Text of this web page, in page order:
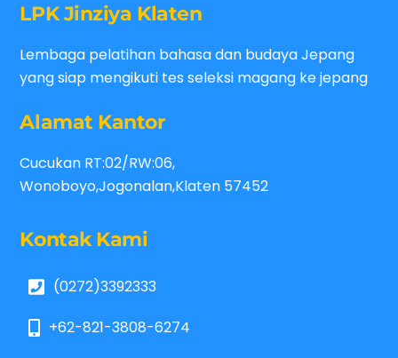
LPK Jinziya Klaten
Lembaga pelatihan bahasa dan budaya Jepang
yang siap mengikuti tes seleksi magang ke jepang
Alamat Kantor
Cucukan RT:02/RW:06,
Wonoboyo,Jogonalan,Klaten 57452
Kontak Kami
(0272)3392333
+62-821-3808-6274